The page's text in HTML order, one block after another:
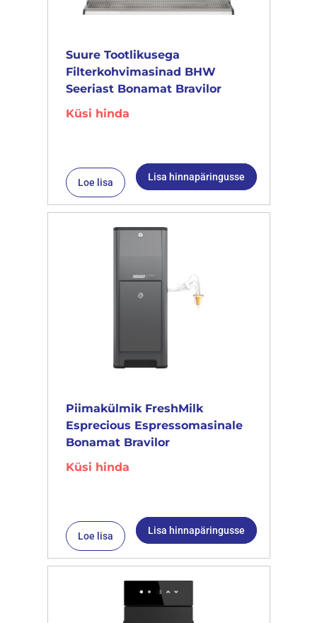
Suure Tootlikusega
Filterkohvimasinad BHW
Seeriast Bonamat Bravilor
Küsi hinda
Loe lisa Lisa hinnapäringusse
Piimakülmik FreshMilk
Esprecious Espressomasinale
Bonamat Bravilor
Küsi hinda
Loe lisa Lisa hinnapäringusse